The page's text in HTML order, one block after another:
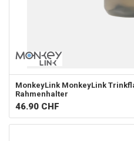
MonkeyLink MonkeyLink
Rahmenhalter
46.90 CHF